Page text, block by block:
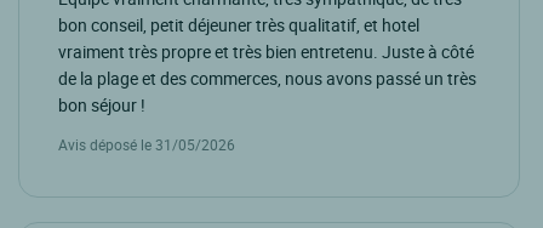
bon conseil, petit déjeuner très qualitatif, et hotel
vraiment très propre et très bien entretenu. Juste à côté
de la plage et des commerces, nous avons passé un très
bon séjour !
Avis déposé le 31/05/2026